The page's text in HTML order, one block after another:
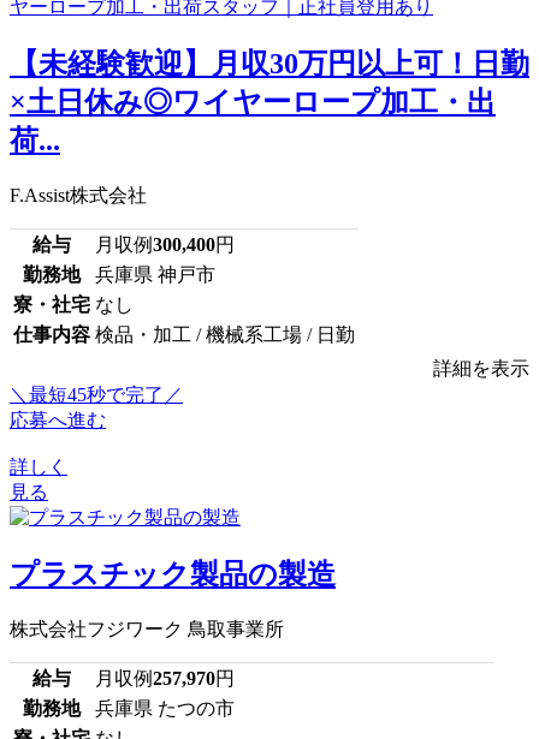
【未経験歓迎】月収30万円以上可！日勤
×土日休み◎ワイヤーロープ加工・出
荷...
F.Assist株式会社
給与 月収例300,400円
勤務地
兵庫県 神戸市
寮・社宅 なし
仕事内容 検品・加工 / 機械系工場 / 日勤
詳細を表示
＼最短45秒で完了／
応募へ進む
詳しく
見る
プラスチック製品の製造
株式会社フジワーク 鳥取事業所
給与 月収例257,970円
勤務地
兵庫県 たつの市